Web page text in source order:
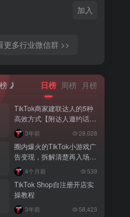
加入
更多行业微信群 >>
日榜 周榜 月榜
TikTok商家建联达人的5种
高效方式【附达人邀约话
术】3年前 28,028
圈内爆火的TikTok小游戏广
告变现，拆解清楚再入场，
别盲目跟风
4个月前 539
TikTok Shop自注册开店实
操教程
3年前 58,423